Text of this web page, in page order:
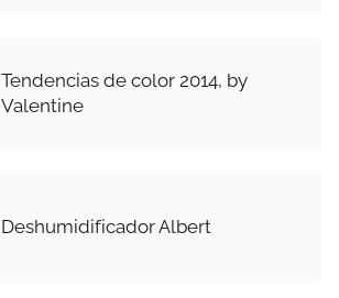
Tendencias de color 2014, by
Valentine
Deshumidificador Albert